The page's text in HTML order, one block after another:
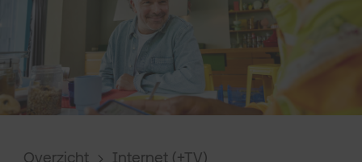
Overzicht Internet (+TV)